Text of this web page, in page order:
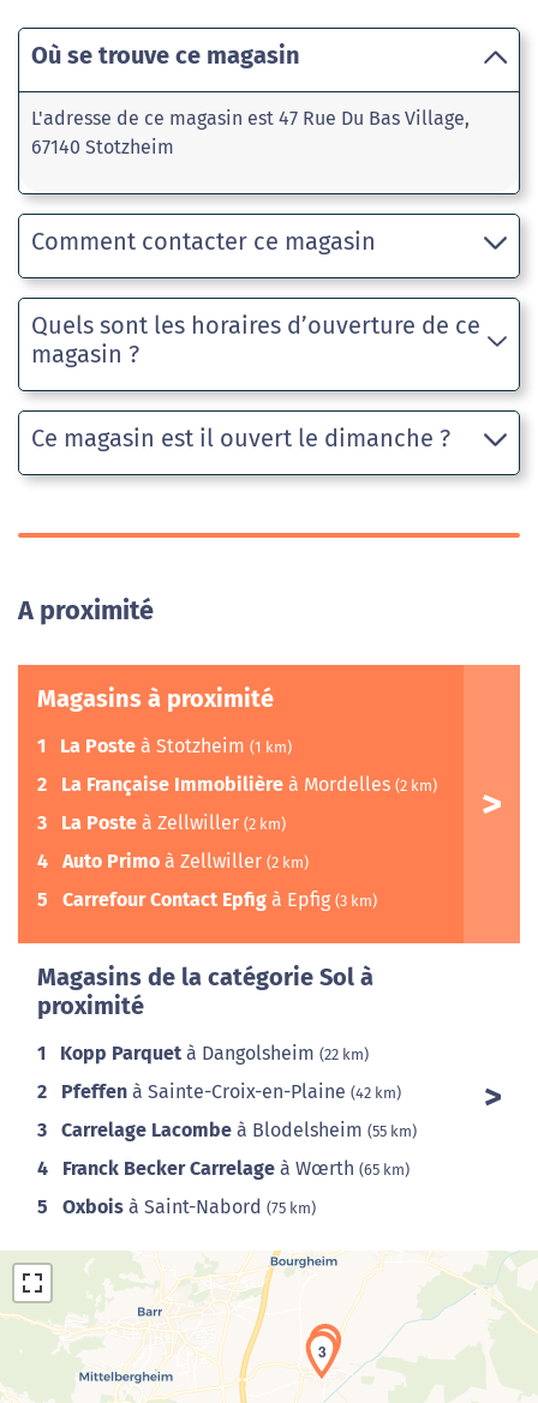
Où se trouve ce magasin
L'adresse de ce magasin est 47 Rue Du Bas Village,
67140 Stotzheim
Comment contacter ce magasin
Quels sont les horaires d’ouverture de ce
magasin ?
Ce magasin est il ouvert le dimanche ?
A proximité
Magasins à proximité
1 La Poste à Stotzheim (1 km)
2 La Française Immobilière à Mordelles (2 km)
3 La Poste à Zellwiller (2 km)
4 Auto Primo à Zellwiller (2 km)
5 Carrefour Contact Epfig à Epfig (3 km)
Magasins de la catégorie Sol à
proximité
1 Kopp Parquet à Dangolsheim (22 km)
2 Pfeffen à Sainte-Croix-en-Plaine (42 km)
3 Carrelage Lacombe à Blodelsheim (55 km)
4 Franck Becker Carrelage à Wœrth (65 km)
5 Oxbois à Saint-Nabord (75 km)
34